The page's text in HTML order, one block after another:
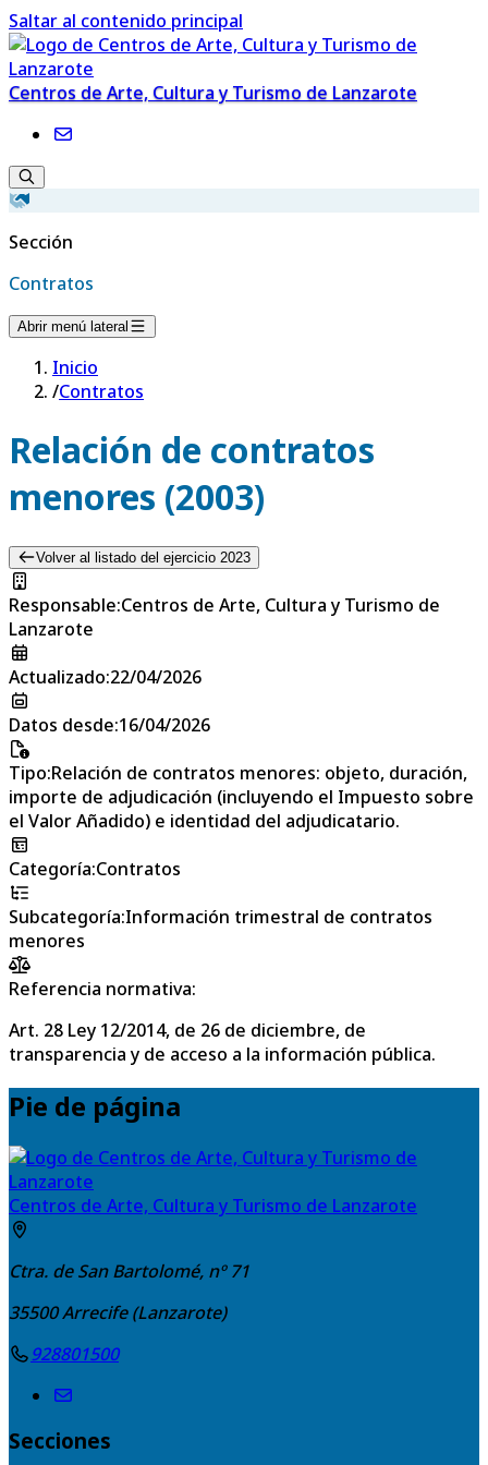
Saltar al contenido principal
Centros de Arte, Cultura y Turismo de Lanzarote
Sección
Contratos
Abrir menú lateral
Inicio
/Contratos
Relación de contratos
menores (2003)
Volver al listado del ejercicio 2023
Responsable:Centros de Arte, Cultura y Turismo de
Lanzarote
Actualizado:22/04/2026
Datos desde:16/04/2026
Tipo:Relación de contratos menores: objeto, duración,
importe de adjudicación (incluyendo el Impuesto sobre
el Valor Añadido) e identidad del adjudicatario.
Categoría:Contratos
Subcategoría:Información trimestral de contratos
menores
Referencia normativa:
Art. 28 Ley 12/2014, de 26 de diciembre, de
transparencia y de acceso a la información pública.
Pie de página
Centros de Arte, Cultura y Turismo de Lanzarote
Ctra. de San Bartolomé, nº 71
35500Arrecife (Lanzarote)
928801500
Secciones